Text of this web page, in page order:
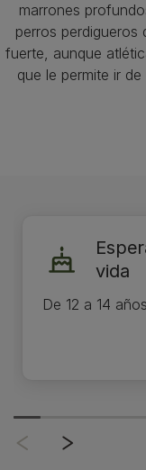
marrones
perros
fuerte, aunque
que le permite ir
vida
De 12 a 14 años